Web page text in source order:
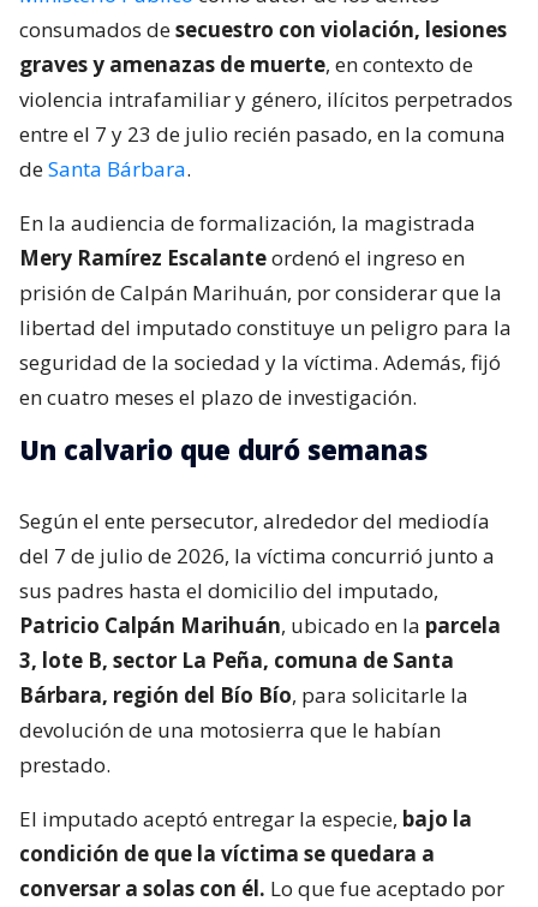
consumados desecuestro con violación, lesiones
graves y amenazas de muerte, en contexto de
violencia intrafamiliar y género, ilícitos perpetrados
entre el 7 y 23 de julio recién pasado, en la comuna
deSanta Bárbara.
En la audiencia de formalización, la magistrada
Mery Ramírez Escalanteordenó el ingreso en
prisión de Calpán Marihuán, por considerar que la
libertad del imputado constituye un peligro para la
seguridad de la sociedad y la víctima. Además, fijó
en cuatro meses el plazo de investigación.
Un calvario que duró semanas
Según el ente persecutor, alrededor del mediodía
del 7 de julio de 2026, la víctima concurrió junto a
sus padres hasta el domicilio del imputado,
Patricio Calpán Marihuán, ubicado en la parcela
3, lote B, sector La Peña, comuna de Santa
Bárbara, región del Bío Bío, para solicitarle la
devolución de una motosierra que le habían
prestado.
El imputado aceptó entregar la especie, bajo la
condición de que la víctima se quedara a
conversar a solas con él. Lo que fue aceptado por